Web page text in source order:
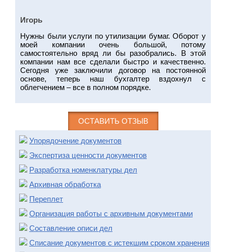
Упорядочение документов
Экспертиза ценности документов
Разработка номенклатуры дел
Архивная обработка
Переплет
Организация работы с архивным документами
Составление описи дел
Списание документов с истекшим сроком хранения
Игорь
Нужны были услуги по утилизации бумаг. Оборот у
моей компании очень большой, потому
самостоятельно вряд ли бы разобрались. В этой
компании нам все сделали быстро и качественно.
Сегодня уже заключили договор на постоянной
основе, теперь наш бухгалтер вздохнул с
облегчением – все в полном порядке.
ОСТАВИТЬ ОТЗЫВ